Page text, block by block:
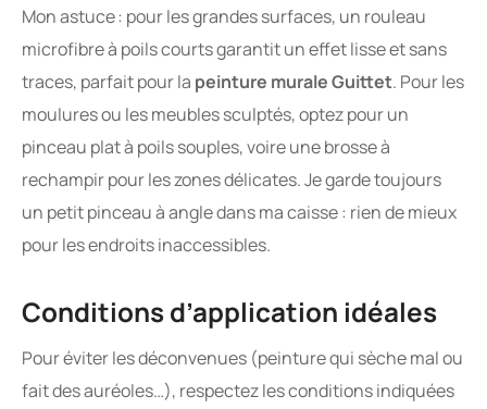
Mon astuce : pour les grandes surfaces, un rouleau
microfibre à poils courts garantit un effet lisse et sans
traces, parfait pour la peinture murale Guittet. Pour les
moulures ou les meubles sculptés, optez pour un
pinceau plat à poils souples, voire une brosse à
rechampir pour les zones délicates. Je garde toujours
un petit pinceau à angle dans ma caisse : rien de mieux
pour les endroits inaccessibles.
Conditions d’application idéales
Pour éviter les déconvenues (peinture qui sèche mal ou
fait des auréoles…), respectez les conditions indiquées